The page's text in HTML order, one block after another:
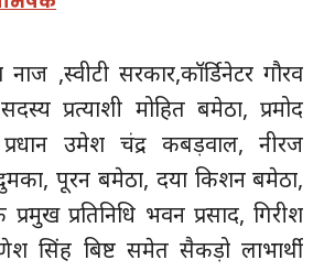
,स्वीटी सरकार,कॉर्डिनेटर गौरव
प्रत्याशी मोहित बमेठा, प्रमोद
प्रधान उमेश चंद्र कबड़वाल, नीरज
पूरन बमेठा, दया किशन बमेठा,
प्रमुख प्रतिनिधि भवन प्रसाद, गिरीश
सिंह बिष्ट समेत सैकड़ो लाभार्थी